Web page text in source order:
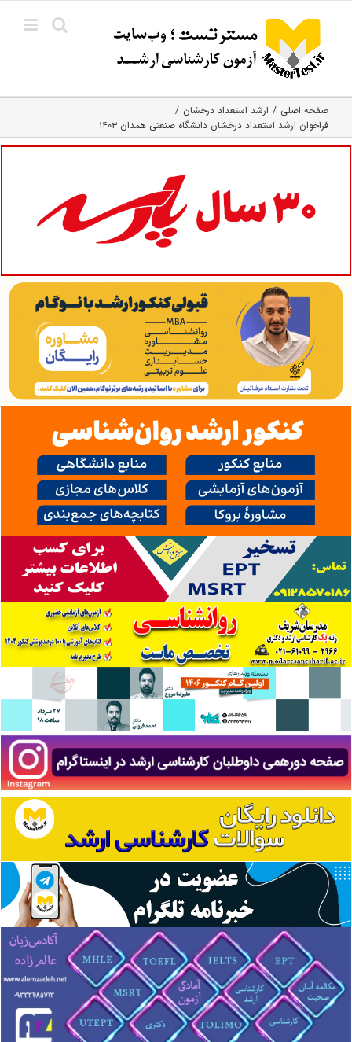
content
صفحه اصلی
ارشد استعداد درخشان
فراخوان ارشد استعداد درخشان دانشگاه صنعتی همدان ۱۴۰۳